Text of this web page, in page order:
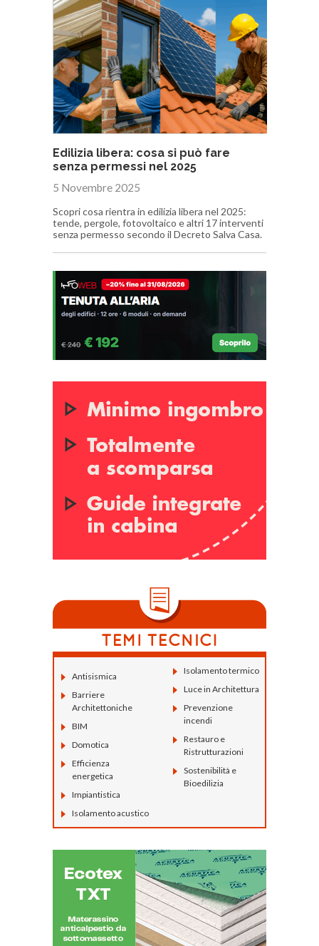
Edilizia libera: cosa si può fare
senza permessi nel 2025
5 Novembre 2025
Scopri cosa rientra in edilizia libera nel 2025:
tende, pergole, fotovoltaico e altri 17 interventi
senza permesso secondo il Decreto Salva Casa.
Antisismica
Barriere
Architettoniche
BIM
Domotica
Efficienza
energetica
Impiantistica
Isolamento acustico
Isolamento termico
Luce in Architettura
Prevenzione
incendi
Restauro e
Ristrutturazioni
Sostenibilità e
Bioedilizia